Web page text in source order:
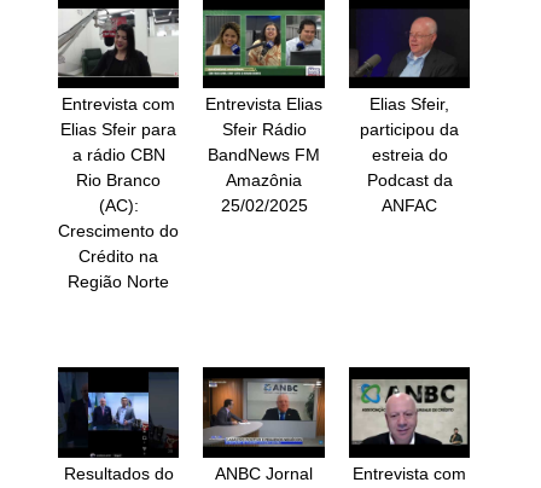
Entrevista com
Elias Sfeir para
a rádio CBN
Rio Branco
(AC):
Crescimento do
Crédito na
Região Norte
Entrevista Elias
Sfeir Rádio
BandNews FM
Amazônia
25/02/2025
Elias Sfeir,
participou da
estreia do
Podcast da
ANFAC
Resultados do
ANBC Jornal
Entrevista com